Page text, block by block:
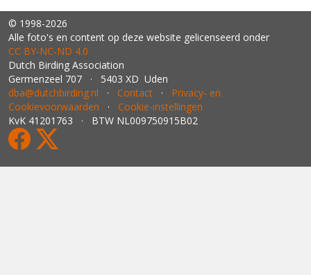
© 1998-2026
Alle foto's en content op deze website gelicenseerd onder
CC BY‑NC‑ND 4.0
Dutch Birding Association
Germenzeel 707 · 5403 XD Uden
dba@dutchbirding.nl · Contact · Privacy- en
Cookievoorwaarden · Cookie-instellingen
KvK 41201763 · BTW NL009750915B02